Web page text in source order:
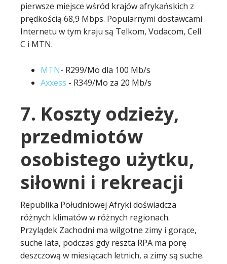
pierwsze miejsce wśród krajów afrykańskich z
prędkością 68,9 Mbps. Popularnymi dostawcami
Internetu w tym kraju są Telkom, Vodacom, Cell
C i MTN.
MTN- R299/Mo dla 100 Mb/s
Axxess - R349/Mo za 20 Mb/s
7. Koszty odzieży,
przedmiotów
osobistego użytku,
siłowni i rekreacji
Republika Południowej Afryki doświadcza
różnych klimatów w różnych regionach.
Przylądek Zachodni ma wilgotne zimy i gorące,
suche lata, podczas gdy reszta RPA ma porę
deszczową w miesiącach letnich, a zimy są suche.